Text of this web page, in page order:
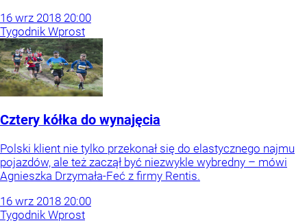
16 wrz 2018 20:00
Tygodnik Wprost
Cztery kółka do wynajęcia
Polski klient nie tylko przekonał się do elastycznego najmu
pojazdów, ale też zaczął być niezwykle wybredny – mówi
Agnieszka Drzymała-Feć z firmy Rentis.
16 wrz 2018 20:00
Tygodnik Wprost